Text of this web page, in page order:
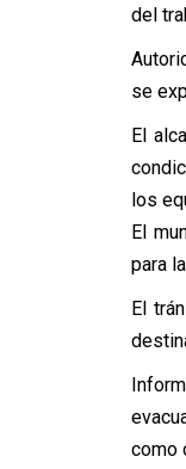
del
se
El
los
El
para
El
como